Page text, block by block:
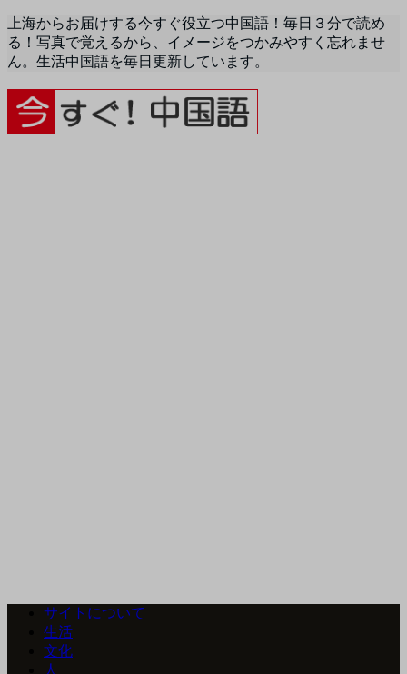
上海からお届けする今すぐ役立つ中国語！毎日３分で読め
る！写真で覚えるから、イメージをつかみやすく忘れませ
ん。生活中国語を毎日更新しています。
サイトについて
生活
文化
人